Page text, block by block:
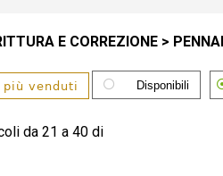
E CORREZIONE >
Disponibili
da 21 a 40 di